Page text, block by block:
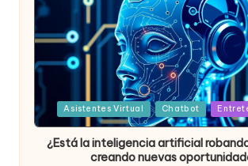
Posted
in
Asistentes Virtual Chatbot
¿Está la inteligencia artificial
creando nuevas